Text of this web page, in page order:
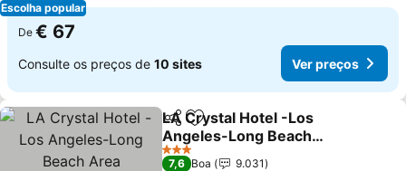
Escolha popular
De € 67
Consulte os preços de 10 sites Ver preços
PartilharAdicionar aos favoritos
LA Crystal Hotel -Los
Angeles-Long Beach
Area
3 Estrelas
7,6 Boa
9.031